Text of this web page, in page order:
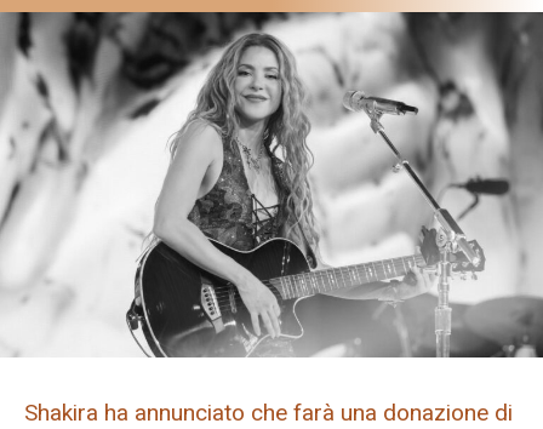
Shakira ha annunciato che farà una donazione di